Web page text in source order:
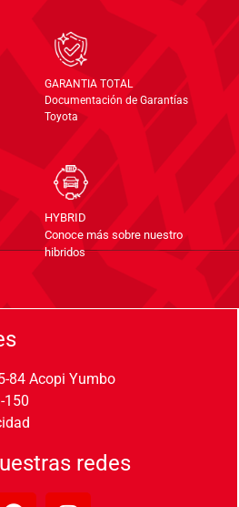
GARANTIA TOTAL
Documentación de Garantías
Toyota
HYBRID
Conoce más sobre nuestro
hibridos
84 Acopi Yumbo
150
redes